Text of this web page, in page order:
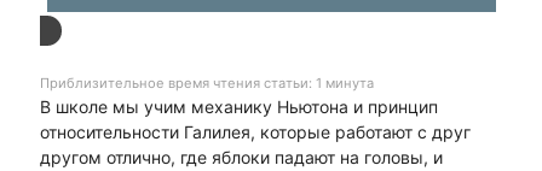
Приблизительное время чтения статьи: 1 минута
В школе мы учим механику Ньютона и принцип
относительности Галилея, которые работают с друг
другом отлично, где яблоки падают на головы, и